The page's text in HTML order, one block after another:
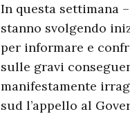
In questa settimana
stanno svolgendo
per informare e
sulle gravi
manifestamente
sud l’appello al